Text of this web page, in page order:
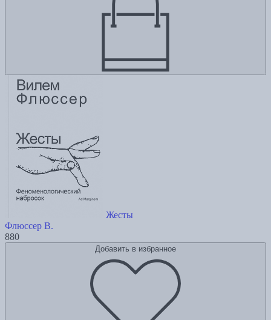
Жесты
Флюссер В.
880
Добавить в избранное